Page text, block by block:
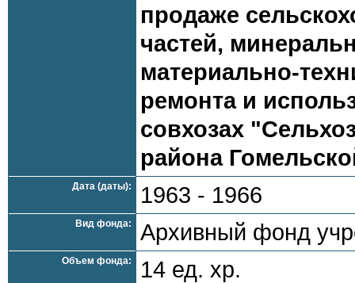
продаже
частей,
материально-
ремонта и
совхозах
района
Дата (даты): 1963 - 1966
Вид фонда: Архивный фонд
Объем фонда: 14 ед. хр.